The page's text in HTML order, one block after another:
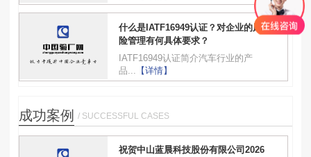
什么是IATF16949认证？对企业的风
险管理有何具体要求？
IATF16949认证简介汽车行业的产
品...
【详情】
成功案例 / SUCCESSFUL CASES
祝贺中山蓝晨科技股份有限公司2026